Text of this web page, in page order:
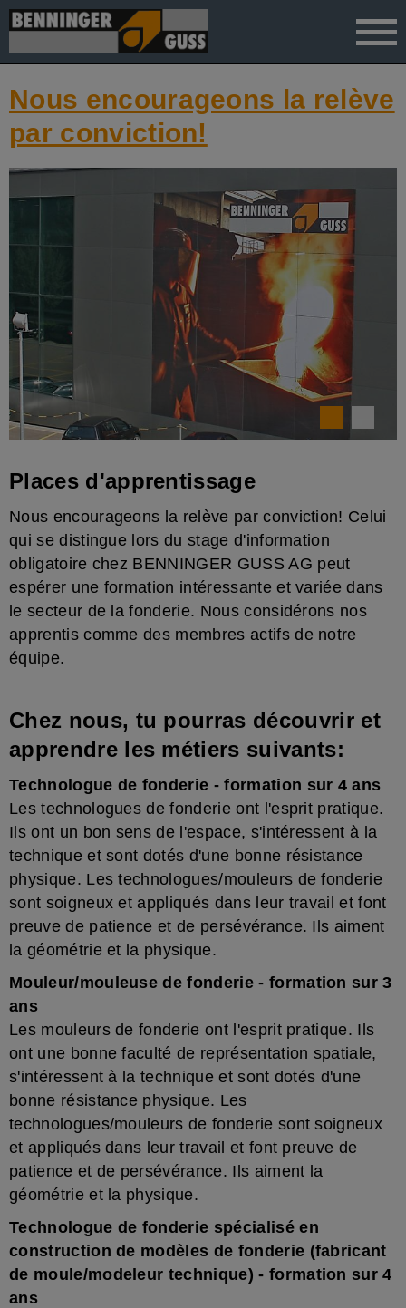
">
Nous encourageons la relève
par conviction!
Places d'apprentissage
Nous encourageons la relève par conviction! Celui
qui se distingue lors du stage d'information
obligatoire chez BENNINGER GUSS AG peut
espérer une formation intéressante et variée dans
le secteur de la fonderie. Nous considérons nos
apprentis comme des membres actifs de notre
équipe.
Chez nous, tu pourras découvrir et
apprendre les métiers suivants:
Technologue de fonderie - formation sur 4 ans
Les technologues de fonderie ont l'esprit pratique.
Ils ont un bon sens de l'espace, s'intéressent à la
technique et sont dotés d'une bonne résistance
physique. Les technologues/mouleurs de fonderie
sont soigneux et appliqués dans leur travail et font
preuve de patience et de persévérance. Ils aiment
la géométrie et la physique.
Mouleur/mouleuse de fonderie - formation sur 3
ans
Les mouleurs de fonderie ont l'esprit pratique. Ils
ont une bonne faculté de représentation spatiale,
s'intéressent à la technique et sont dotés d'une
bonne résistance physique. Les
technologues/mouleurs de fonderie sont soigneux
et appliqués dans leur travail et font preuve de
patience et de persévérance. Ils aiment la
géométrie et la physique.
Technologue de fonderie spécialisé en
construction de modèles de fonderie (fabricant
de moule/modeleur technique) - formation sur 4
ans